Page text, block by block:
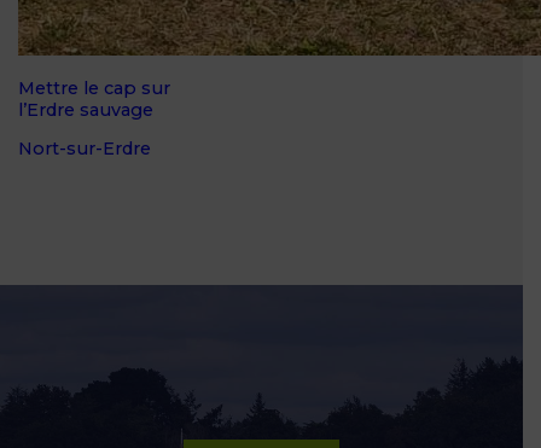
Mettre le cap sur
l’Erdre sauvage
Nort-sur-Erdre